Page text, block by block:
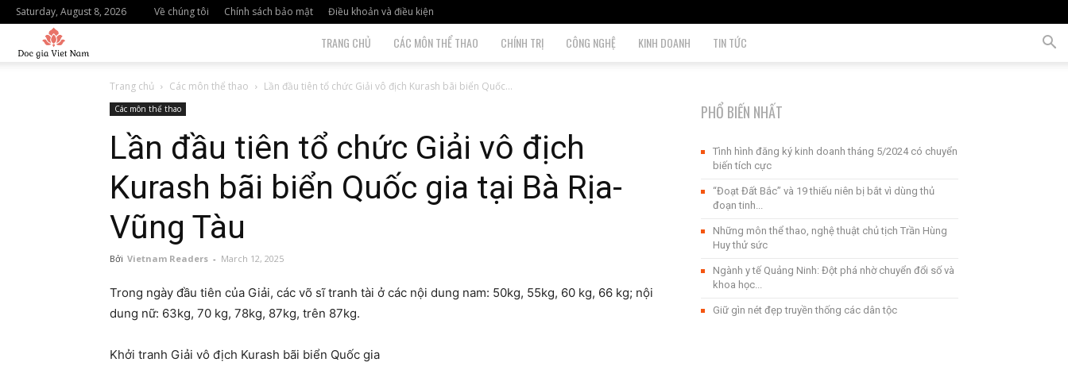
Saturday, August 8, 2026 Về chúng tôi Chính sách bảo mật Điều khoản và điều kiện
nam
TRANG CHỦ CÁC MÔN THỂ THAO CHÍNH TRỊ CÔNG NGHỆ KINH DOANH TIN TỨC
Trang chủ Các môn thể thao Lần đầu tiên tổ chức Giải vô địch Kurash bãi biển Quốc...
Các môn thể thao
Lần đầu tiên tổ chức Giải vô địch
Kurash bãi biển Quốc gia tại Bà Rịa-
Vũng Tàu
Bởi Vietnam Readers - March 12, 2025
Trong ngày đầu tiên của Giải, các võ sĩ tranh tài ở các nội dung nam: 50kg, 55kg, 60 kg, 66 kg; nội
dung nữ: 63kg, 70 kg, 78kg, 87kg, trên 87kg.
Khởi tranh Giải vô địch Kurash bãi biển Quốc gia
PHỔ BIẾN NHẤT
Tình hình đăng ký kinh doanh tháng 5/2024 có chuyển
biến tích cực
“Đoạt Đất Bắc” và 19 thiếu niên bị bắt vì dùng thủ
đoạn tinh...
Những môn thể thao, nghệ thuật chủ tịch Trần Hùng
Huy thử sức
Ngành y tế Quảng Ninh: Đột phá nhờ chuyển đổi số và
khoa học...
Giữ gìn nét đẹp truyền thống các dân tộc